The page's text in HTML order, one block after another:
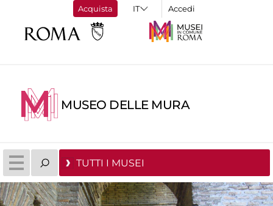
Acquista Accedi
MUSEO DELLE MURA
TUTTI I MUSEI